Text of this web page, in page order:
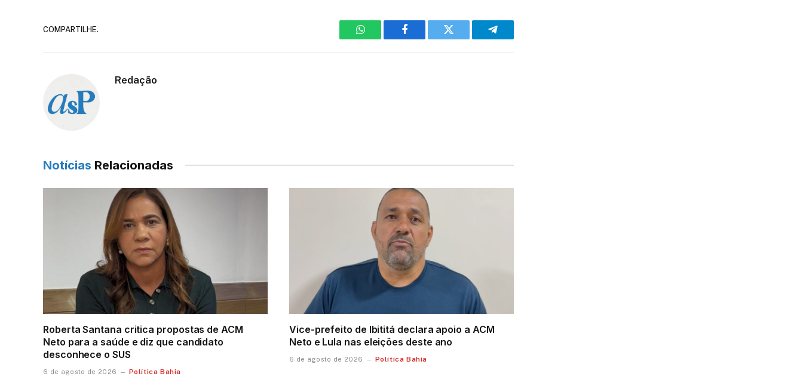
COMPARTILHE.
WhatsAppFacebook Twitter Telegram
Redação
Notícias Relacionadas
Roberta Santana critica propostas de ACM
Neto para a saúde e diz que candidato
desconhece o SUS
6 de agosto de 2026 Política Bahia
Vice-prefeito de Ibititá declara apoio a ACM
Neto e Lula nas eleições deste ano
6 de agosto de 2026 Política Bahia